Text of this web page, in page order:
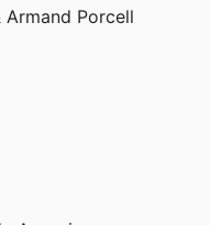
Armand Porcell